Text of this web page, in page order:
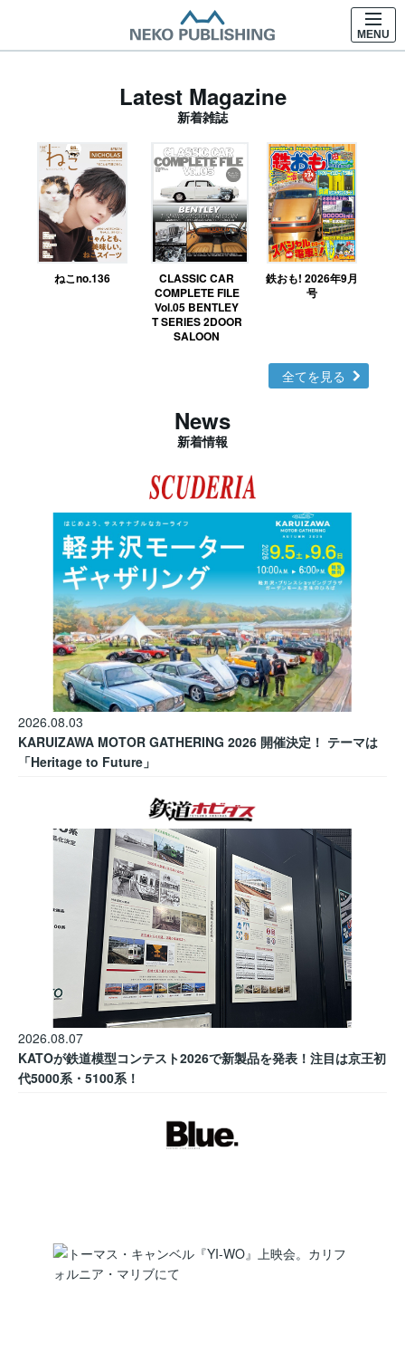
MENU
Latest Magazine
新着雑誌
ねこno.136
CLASSIC CAR
COMPLETE FILE
Vol.05 BENTLEY
T SERIES 2DOOR
SALOON
鉄おも! 2026年9月
号
全てを見る
News
新着情報
2026.08.03
KARUIZAWA MOTOR GATHERING 2026 開催決定！ テーマは
「Heritage to Future」
2026.08.07
KATOが鉄道模型コンテスト2026で新製品を発表！注目は京王初
代5000系・5100系！